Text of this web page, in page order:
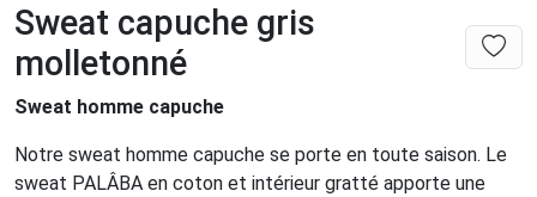
Sweat capuche gris
molletonné
Sweat homme capuche
Notre sweat homme capuche se porte en toute saison. Le
sweat PALÂBA en coton et intérieur gratté apporte une